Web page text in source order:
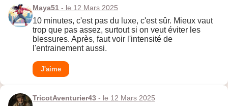
Maya51 - le 12 Mars 2025
10 minutes, c'est pas du luxe, c'est sûr. Mieux vaut
trop que pas assez, surtout si on veut éviter les
blessures. Après, faut voir l'intensité de
l'entrainement aussi.
J'aime
TricotAventurier43 - le 12 Mars 2025